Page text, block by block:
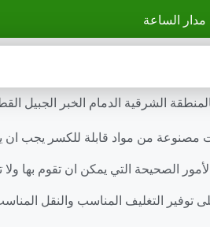
الساعة
الشرقية الدمام الخبر الجبيل
مصنوعة من مواد قابلة للكسر يجب ان
الصحيحة التي يمكن ان تقوم بها ولا
التغليف المناسب والنقل